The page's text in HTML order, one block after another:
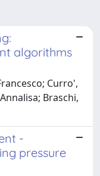
algorithms
Curro',
Braschi,
-
pressure